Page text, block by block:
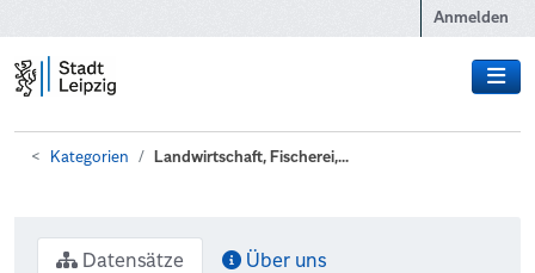
Anmelden
Kategorien Landwirtschaft, Fischerei,...
Datensätze Über uns